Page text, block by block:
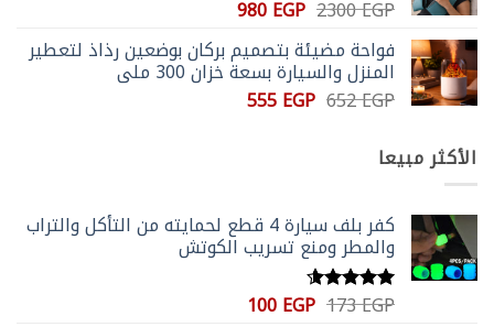
2300EGP السعر
هو:
2300 EGP.
980EGP السعر
هو:
980 EGP.
فواحة مضيئة بتصميم بركان بوضعين رذاذ لتعطير
المنزل والسيارة بسعة خزان 300 ملي
652EGP السعر555EGP السعر
الأكثر مبيعا
كفر بلف سيارة 4 قطع لحمايته من التأكل والتراب
والمطر ومنع تسريب الكوتش
تم التقييم
173EGP السعر100EGP السعر